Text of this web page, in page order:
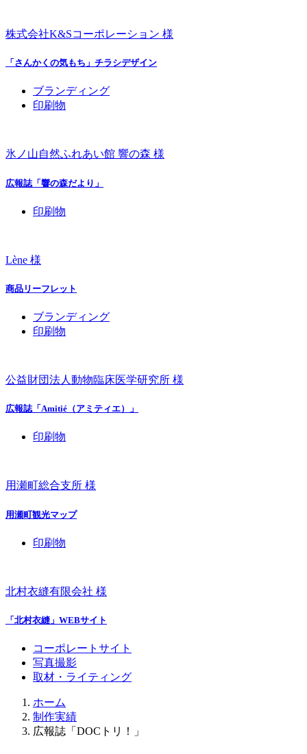
株式会社K&Sコーポレーション 様
「さんかくの気もち」チラシデザイン
ブランディング
印刷物
氷ノ山自然ふれあい館 響の森 様
広報誌「響の森だより」
印刷物
Lène 様
商品リーフレット
ブランディング
印刷物
公益財団法人動物臨床医学研究所 様
広報誌「Amitié（アミティエ）」
印刷物
用瀬町総合支所 様
用瀬町観光マップ
印刷物
北村衣縫有限会社 様
「北村衣縫」WEBサイト
コーポレートサイト
写真撮影
取材・ライティング
ホーム
制作実績
広報誌「DOCトリ！」